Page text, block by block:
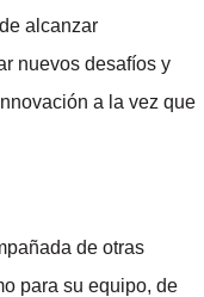
alcanzar
nuevos desafíos y
a la vez que
de otras
para su equipo, de